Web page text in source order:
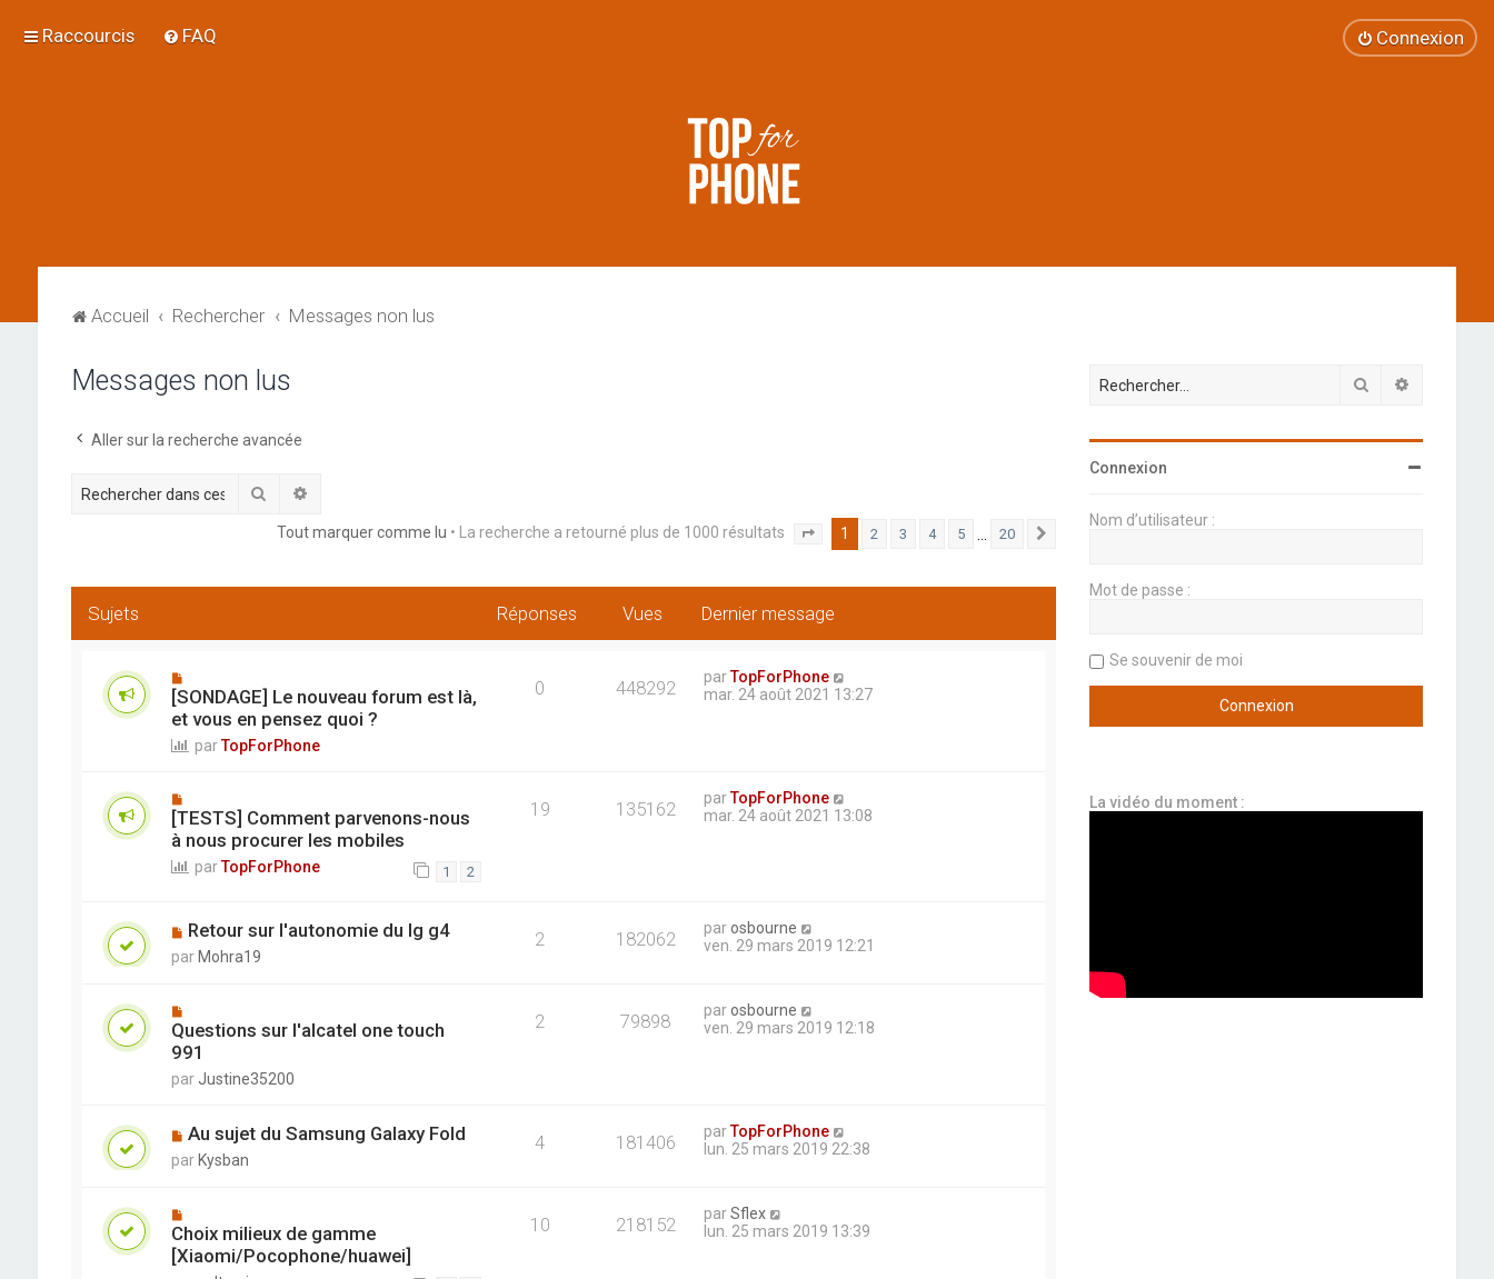
Raccourcis FAQ Connexion
Accueil Rechercher Messages non lus
Messages non lus
Aller sur la recherche avancée
Rechercher
Tout marquer comme lu • La recherche a retourné plus de 1000 résultats Page sur 20
1 2 3 4 5 20
Sujets Réponses Vues Dernier message
[SONDAGE] Le nouveau forum est là,
et vous en pensez quoi ?
parTopForPhone
0 448292 parTopForPhone
mar. 24 août 2021 13:27
[TESTS] Comment parvenons-nous
à nous procurer les mobiles
parTopForPhone 1 2
19 135162 parTopForPhone
mar. 24 août 2021 13:08
Retour sur l'autonomie du lg g4
par Mohra19
2 182062 parosbourne
ven. 29 mars 2019 12:21
Questions sur l'alcatel one touch
991
par Justine35200
2 79898 parosbourne
ven. 29 mars 2019 12:18
Au sujet du Samsung Galaxy Fold
par Kysban
4 181406 parTopForPhone
lun. 25 mars 2019 22:38
Choix milieux de gamme
[Xiaomi/Pocophone/huawei]
10 218152 parSflex
lun. 25 mars 2019 13:39
Rechercher
Connexion
Nom d’utilisateur :
Mot de passe :
Se souvenir de moi
La vidéo du moment :